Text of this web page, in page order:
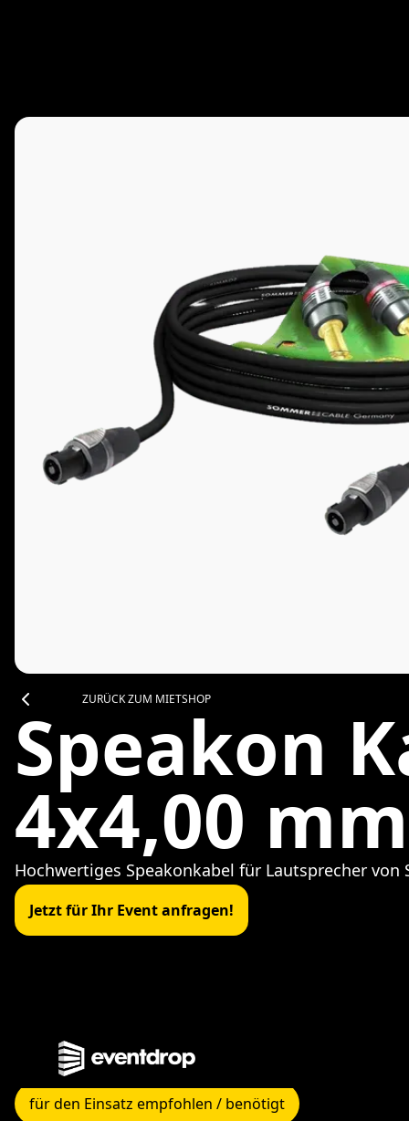
ZURÜCK ZUM MIETSHOP
Speakon
4x4,00
Hochwertiges Speakonkabel für Lautsprecher von
Jetzt für Ihr Event anfragen!
für den Einsatz empfohlen / benötigt